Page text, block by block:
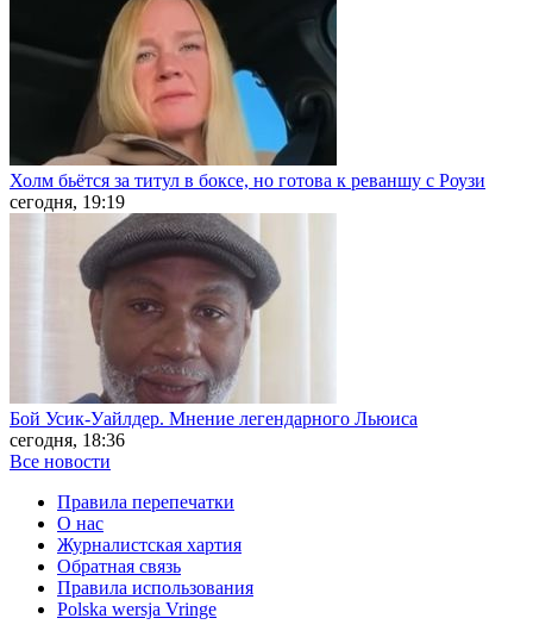
Холм бьётся за титул в боксе, но готова к реваншу с Роузи
сегодня, 19:19
Бой Усик-Уайлдер. Мнение легендарного Льюиса
сегодня, 18:36
Все новости
Правила перепечатки
О нас
Журналистская хартия
Обратная связь
Правила использования
Polska wersja Vringe